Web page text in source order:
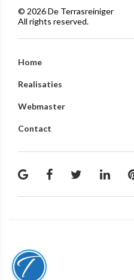
©2026De Terrasreiniger
All rights reserved.
Home
Realisaties
Webmaster
Contact